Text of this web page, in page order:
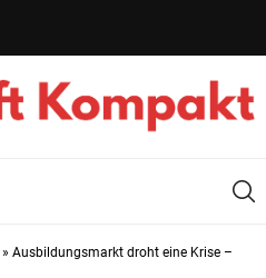
» Ausbildungsmarkt droht eine Krise –